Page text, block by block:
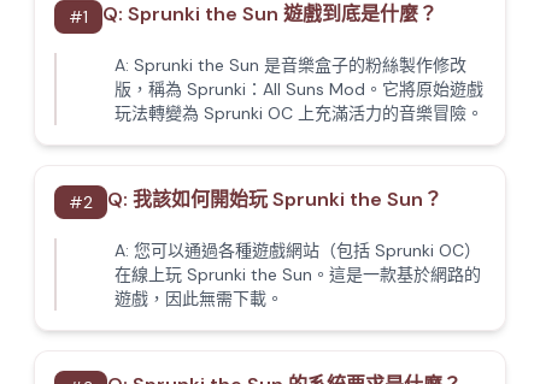
#1 Q: Sprunki the Sun 遊戲到底是什麼？
A: Sprunki the Sun 是音樂盒子的粉絲製作修改
版，稱為 Sprunki：All Suns Mod。它將原始遊戲
玩法轉變為 Sprunki OC 上充滿活力的音樂冒險。
#2 Q: 我該如何開始玩 Sprunki the Sun？
A: 您可以通過各種遊戲網站（包括 Sprunki OC）
在線上玩 Sprunki the Sun。這是一款基於網路的
遊戲，因此無需下載。